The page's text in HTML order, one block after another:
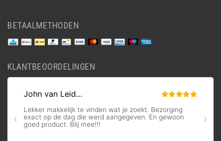
BETAALMETHODEN
KLANTBEOORDELINGEN